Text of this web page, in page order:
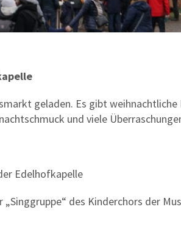
geladen. Es gibt weihnachtliche
und viele
Edelhofkapelle
des Kinderchors der